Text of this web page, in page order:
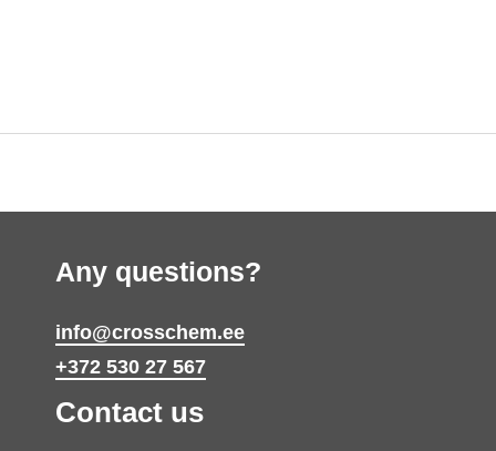
Any questions?
info@crosschem.ee
+372 530 27 567
Contact us